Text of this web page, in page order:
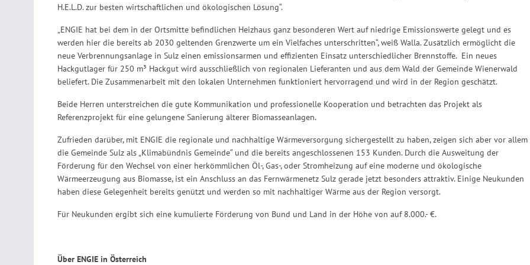
H.E.L.D. zur besten wirtschaftlichen und ökologischen Lösung“.
„ENGIE hat bei dem in der Ortsmitte befindlichen Heizhaus ganz besonderen Wert auf niedrige Emissionswerte gelegt und es
werden hier die bereits ab 2030 geltenden Grenzwerte um ein Vielfaches unterschritten“, weiß Walla. Zusätzlich ermöglicht die
neue Verbrennungsanlage in Sulz einen emissionsarmen und effizienten Einsatz unterschiedlicher Brennstoffe. Ein neues
Hackgutlager für 250 m³ Hackgut wird ausschließlich von regionalen Lieferanten und aus dem Wald der Gemeinde Wienerwald
beliefert. Die Zusammenarbeit mit den lokalen Unternehmen funktioniert hervorragend und wird in der Region geschätzt.
Beide Herren unterstreichen die gute Kommunikation und professionelle Kooperation und betrachten das Projekt als
Referenzprojekt für eine gelungene Sanierung älterer Biomasseanlagen.
Zufrieden darüber, mit ENGIE die regionale und nachhaltige Wärmeversorgung sichergestellt zu haben, zeigen sich aber vor allem
die Gemeinde Sulz als „Klimabündnis Gemeinde“ und die bereits angeschlossenen 153 Kunden. Durch die Ausweitung der
Förderung für den Wechsel von einer herkömmlichen Öl-, Gas-, oder Stromheizung auf eine moderne und ökologische
Wärmeerzeugung aus Biomasse, ist ein Anschluss an das Fernwärmenetz Sulz gerade jetzt besonders attraktiv. Einige Neukunden
haben diese Gelegenheit bereits genützt und werden so mit nachhaltiger Wärme aus der Region versorgt.
Für Neukunden ergibt sich eine kumulierte Förderung von Bund und Land in der Höhe von auf 8.000.- €.
Über ENGIE in Österreich